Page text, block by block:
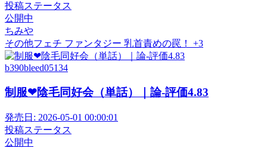
投稿ステータス
公開中
ちみや
その他フェチ ファンタジー 乳首責めの罠！ +3
b390bleed05134
制服❤陰毛同好会（単話）｜論-評価4.83
発売日: 2026-05-01 00:00:01
投稿ステータス
公開中